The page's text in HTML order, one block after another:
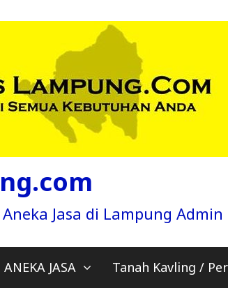
Jasa di Lampung Admin
ANEKA JASA Tanah Kavling /